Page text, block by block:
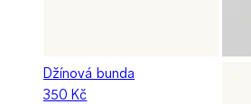
Džínová bunda
350 Kč